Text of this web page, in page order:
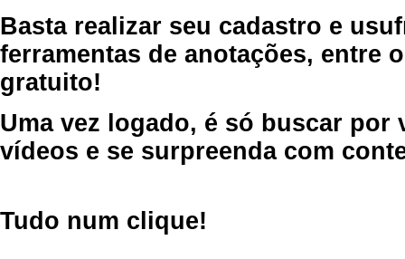
Basta realizar seu cadastro e
ferramentas de anotações, entre
gratuito!
Uma vez logado, é só buscar por
vídeos e se surpreenda com
Tudo num clique!